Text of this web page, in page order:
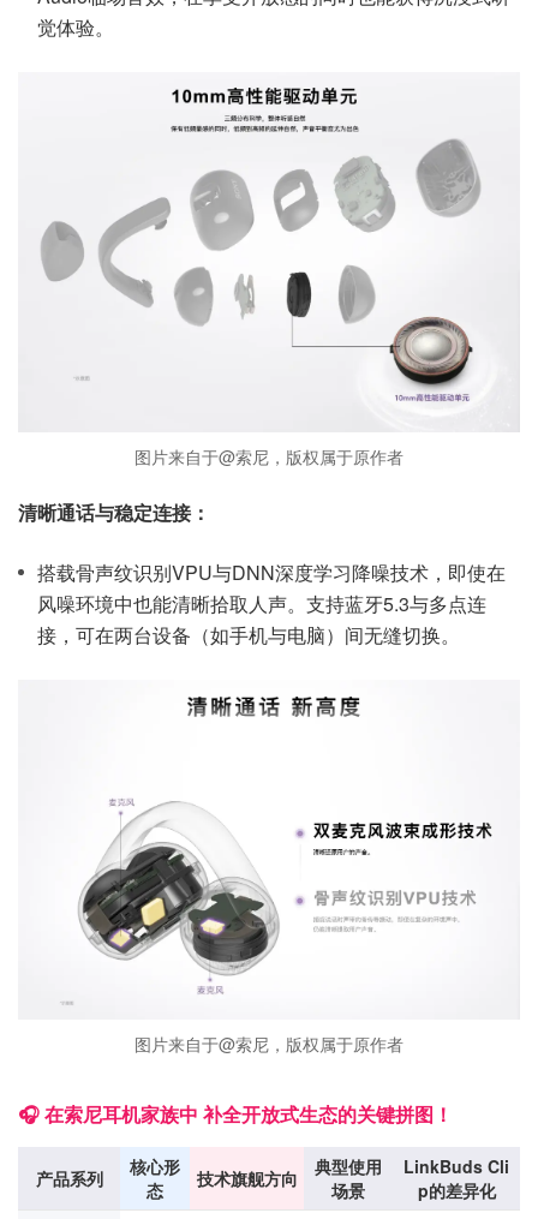
觉体验。
图片来自于@索尼，版权属于原作者
清晰通话与稳定连接：
搭载骨声纹识别VPU与DNN深度学习降噪技术，即使在
风噪环境中也能清晰拾取人声。支持蓝牙5.3与多点连
接，可在两台设备（如手机与电脑）间无缝切换。
图片来自于@索尼，版权属于原作者
🎧 在索尼耳机家族中 补全开放式生态的关键拼图！
产品系列
核心形
态
技术旗舰方向
典型使用
场景
LinkBuds Cli
p的差异化